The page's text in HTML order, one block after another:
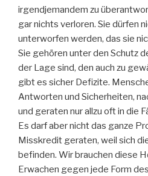
irgendjemandem zu
gar nichts verloren. Sie dürfen
unterworfen werden, das sie
Sie gehören unter den Schutz
der Lage sind, den auch zu
gibt es sicher Defizite.
Antworten und Sicherheiten,
und geraten nur allzu oft in die
Es darf aber nicht das ganze
Misskredit geraten, weil sich
befinden. Wir brauchen diese
Erwachen gegen jede Form